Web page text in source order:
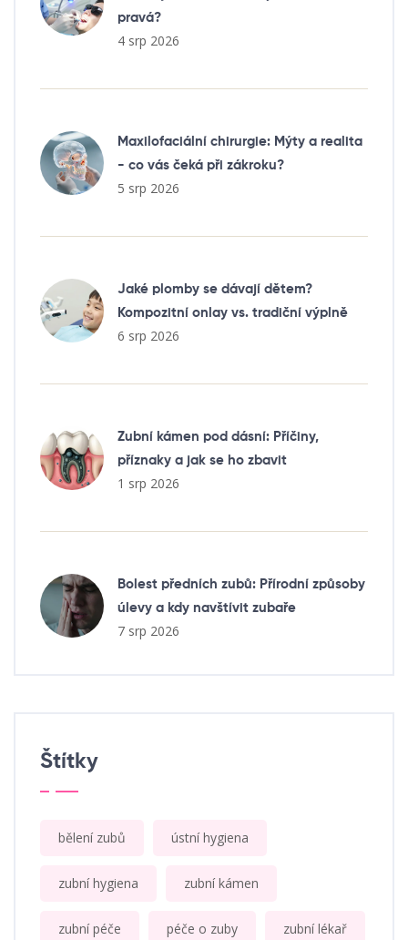
pravá?
4 srp 2026
Maxilofaciální chirurgie: Mýty a realita
- co vás čeká při zákroku?
5 srp 2026
Jaké plomby se dávají dětem?
Kompozitní onlay vs. tradiční výplně
6 srp 2026
Zubní kámen pod dásní: Příčiny,
příznaky a jak se ho zbavit
1 srp 2026
Bolest předních zubů: Přírodní způsoby
úlevy a kdy navštívit zubaře
7 srp 2026
Štítky
bělení zubů ústní hygiena
zubní hygiena zubní kámen
zubní péče péče o zuby zubní lékař